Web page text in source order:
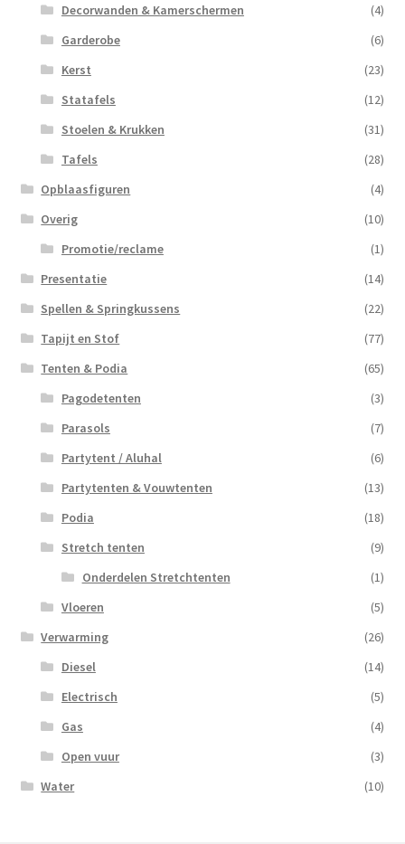
Decorwanden & Kamerschermen
(4)
Garderobe
(6)
Kerst
(23)
Statafels
(12)
Stoelen & Krukken
(31)
Tafels
(28)
Opblaasfiguren
(4)
Overig
(10)
Promotie/reclame
(1)
Presentatie
(14)
Spellen & Springkussens
(22)
Tapijt en Stof
(77)
Tenten & Podia
(65)
Pagodetenten
(3)
Parasols
(7)
Partytent / Aluhal
(6)
Partytenten & Vouwtenten
(13)
Podia
(18)
Stretch tenten
(9)
Onderdelen Stretchtenten
(1)
Vloeren
(5)
Verwarming
(26)
Diesel
(14)
Electrisch
(5)
Gas
(4)
Open vuur
(3)
Water
(10)